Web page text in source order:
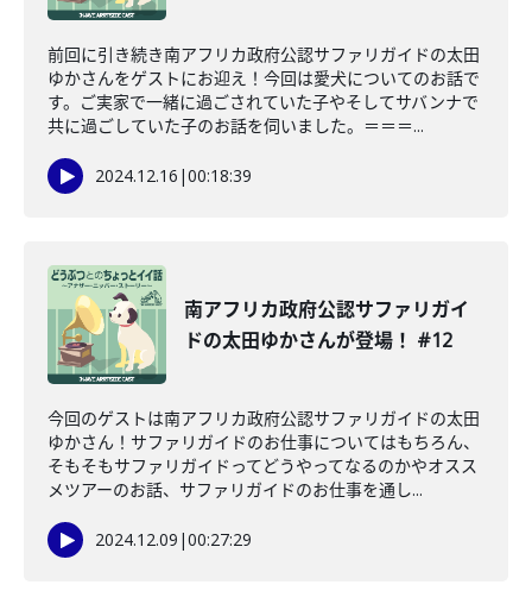
前回に引き続き南アフリカ政府公認サファリガイドの太田
ゆかさんをゲストにお迎え！今回は愛犬についてのお話で
す。ご実家で一緒に過ごされていた子やそしてサバンナで
共に過ごしていた子のお話を伺いました。＝＝＝...
2024.12.16 |00:18:39
南アフリカ政府公認サファリガイ
ドの太田ゆかさんが登場！ #12
今回のゲストは南アフリカ政府公認サファリガイドの太田
ゆかさん！サファリガイドのお仕事についてはもちろん、
そもそもサファリガイドってどうやってなるのかやオスス
メツアーのお話、サファリガイドのお仕事を通し...
2024.12.09 |00:27:29